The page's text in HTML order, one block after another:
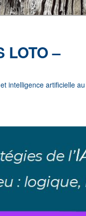
LOTO –
intelligence artificielle au